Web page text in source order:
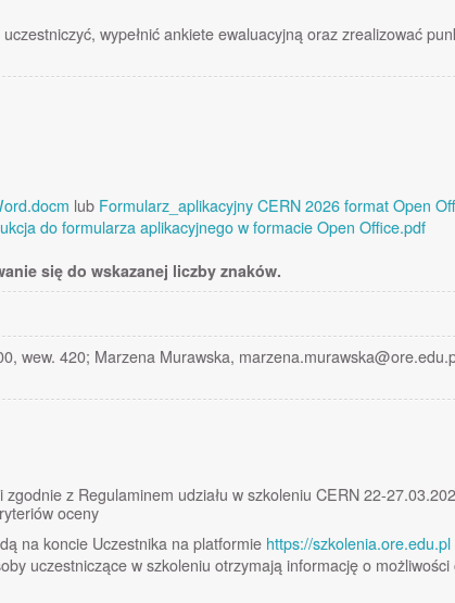
wypełnić ankiete ewaluacyjną oraz zrealizować
lub Formularz_aplikacyjny CERN 2026 format Open
do formularza aplikacyjnego w formacie Open Office.pdf
się do wskazanej liczby znaków.
wew. 420; Marzena Murawska,
z Regulaminem udziału w szkoleniu CERN 22-
oceny
na koncie Uczestnika na platformie https://szkolenia.ore.edu.pl
uczestniczące w szkoleniu otrzymają informację o możliwości